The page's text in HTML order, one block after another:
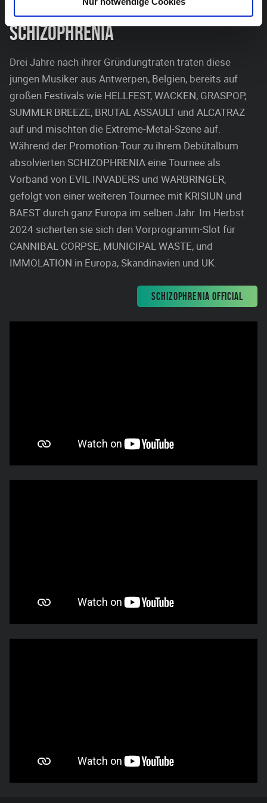
SCHIZOPHRENIA
Drei Jahre nach ihrer Gründungtraten traten diese
jungen Musiker aus Antwerpen, Belgien, bereits auf
großen Festivals wie HELLFEST, WACKEN, GRASPOP,
SUMMER BREEZE, BRUTAL ASSAULT und ALCATRAZ
auf und mischten die Extreme-Metal-Szene auf.
Während der Promotion-Tour zu ihrem Debütalbum
absolvierten SCHIZOPHRENIA eine Tournee als
Vorband von EVIL INVADERS und WARBRINGER,
gefolgt von einer weiteren Tournee mit KRISIUN und
BAEST durch ganz Europa im selben Jahr. Im Herbst
2024 sicherten sie sich den Vorprogramm-Slot für
CANNIBAL CORPSE, MUNICIPAL WASTE, und
IMMOLATION in Europa, Skandinavien und UK.
SCHIZOPHRENIA OFFICIAL